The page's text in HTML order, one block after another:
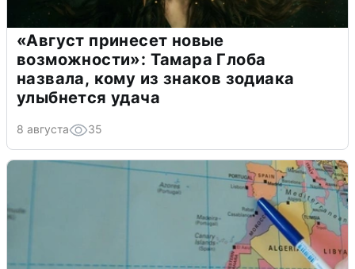
«Август принесет новые
возможности»: Тамара Глоба
назвала, кому из знаков зодиака
улыбнется удача
8 августа 35